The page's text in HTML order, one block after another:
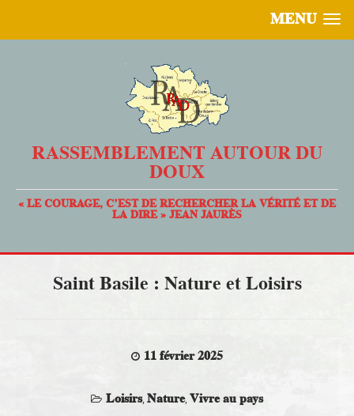
MENU
RASSEMBLEMENT AUTOUR DU
DOUX
« LE COURAGE, C’EST DE RECHERCHER LA VÉRITÉ ET DE
LA DIRE » JEAN JAURÈS
Saint Basile : Nature et Loisirs
11 février 2025
Loisirs,Nature,Vivre au pays